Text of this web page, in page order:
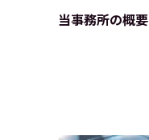
当事務所の概要